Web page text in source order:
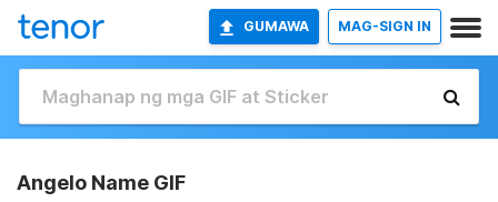
GUMAWA MAG-SIGN IN
Angelo Name GIF